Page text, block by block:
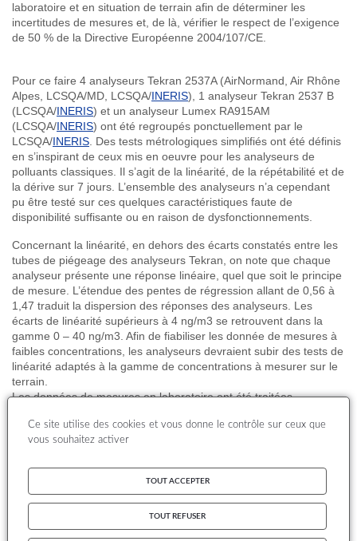
laboratoire et en situation de terrain afin de déterminer les
incertitudes de mesures et, de là vérifier le respect de l’exigence
de 50 % de la Directive Européenne 2004/107/CE.
Pour ce faire 4 analyseurs Tekran 2537A(AirNormand , Air Rhône
Alpes LCSQA/MD, LCSQA/INERIS), 1 analyseur Tekran 2537 B
(LCSQA/INERIS) et un analyseur Lumex RA915AM
(LCSQA/INERIS) ont été regroupés ponctuellement par le
LCSQA/INERIS . Des tests métrologiques simplifiés ont été définis
en s’inspirant de ceux mis en oeuvre pour les analyseurs de
polluants classiques . Il s’agit de la linéarité , de la répétabilité et de
la dérive sur 7 jours L’ensemble des analyseurs n’a cependant
pu être testé sur ces quelques caractéristiques faute de
disponibilité suffisante ou en raison de dysfonctionnements
Concernant la linéarité , en dehors des écarts constatés entre les
tubes de piégeage des analyseurs Tekran , on note que chaque
analyseur présente une réponse linéaire quel que soit le principe
de mesure L’étendue des pentes de régression allant de 0,56 à
1,47 traduit la dispersion des réponses des analyseurs . Les
écarts de linéarité supérieurs à 4 ng/m3 se retrouvent dans la
gamme 0 – 40 ng/m3 Afin de fiabiliser les donnée de mesures à
faibles concentrations, les analyseurs devraient subir des tests de
linéarité adaptés à la gamme de concentrations à mesurer sur le
terrain.
Lesdonnéesdemesuresenlaboratoire ont été traitées
13528,utilisées danslecasdesexercices decomparaison
interlaboratoires. Leniveau
d’incertitudede 50 % de la Directiveeuropéenne2004/107/CE
pour les concentrationssupérieures
qui ne correspond pasàlanormeNF EN 15852 quimentionne
m3.
L’examende larépétabilitéaété mené à uneconcentration
Ce site utilise des cookies et vous donne le contrôle sur ceux que
vous souhaitez activer
TOUT ACCEPTER
TOUT REFUSER